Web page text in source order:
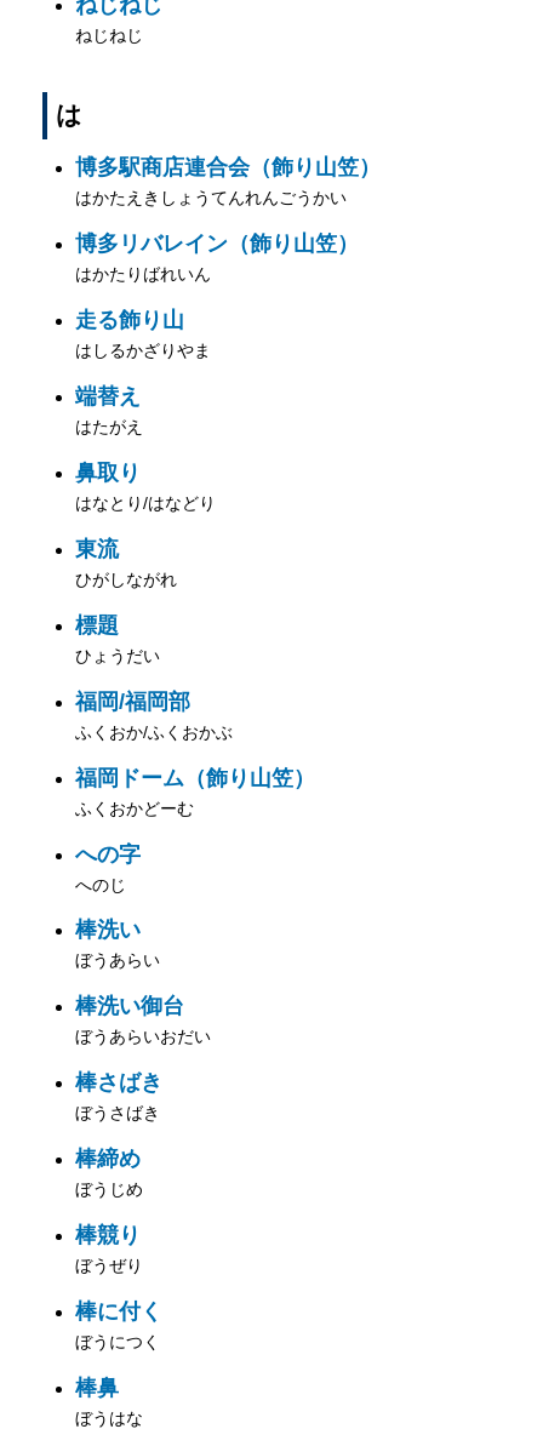
ねじねじ
は
博多駅商店連合会（飾り山笠）
はかたえきしょうてんれんごうかい
博多リバレイン（飾り山笠）
はかたりばれいん
走る飾り山
はしるかざりやま
端替え
はたがえ
鼻取り
はなとり/はなどり
東流
ひがしながれ
標題
ひょうだい
福岡/福岡部
ふくおか/ふくおかぶ
福岡ドーム（飾り山笠）
ふくおかどーむ
への字
へのじ
棒洗い
ぼうあらい
棒洗い御台
ぼうあらいおだい
棒さばき
ぼうさばき
棒締め
ぼうじめ
棒競り
ぼうぜり
棒に付く
ぼうにつく
棒鼻
ぼうはな